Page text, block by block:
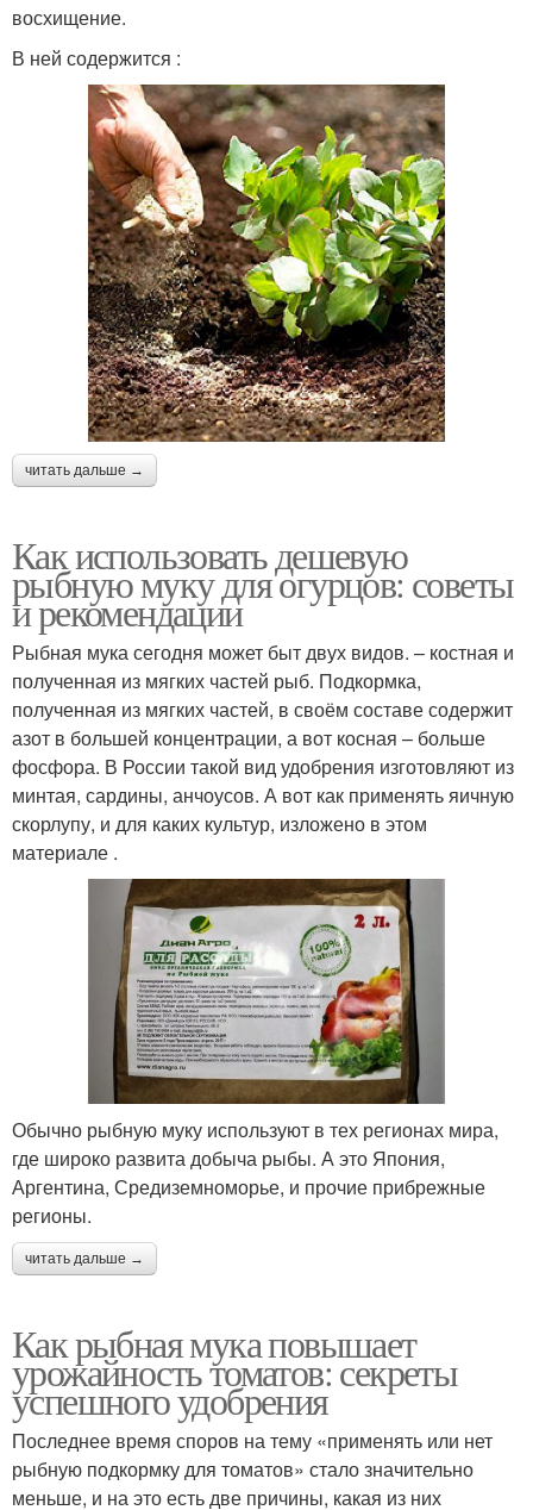
восхищение.
В ней содержится :
читать дальше →
Как использовать дешевую
рыбную муку для огурцов: советы
и рекомендации
Рыбная мука сегодня может быт двух видов. – костная и
полученная из мягких частей рыб. Подкормка,
полученная из мягких частей, в своём составе содержит
азот в большей концентрации, а вот косная – больше
фосфора. В России такой вид удобрения изготовляют из
минтая, сардины, анчоусов. А вот как применять яичную
скорлупу, и для каких культур, изложено в этом
материале .
Обычно рыбную муку используют в тех регионах мира,
где широко развита добыча рыбы. А это Япония,
Аргентина, Средиземноморье, и прочие прибрежные
регионы.
читать дальше →
Как рыбная мука повышает
урожайность томатов: секреты
успешного удобрения
Последнее время споров на тему «применять или нет
рыбную подкормку для томатов» стало значительно
меньше, и на это есть две причины, какая из них